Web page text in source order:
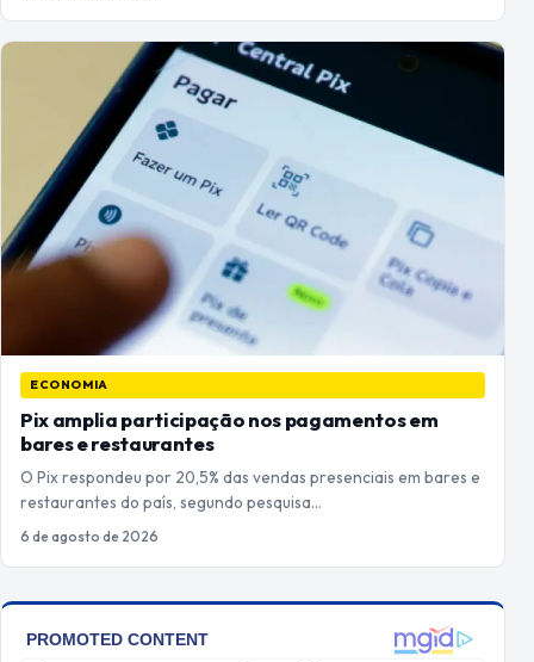
ECONOMIA
Pix amplia participação nos pagamentos em
bares e restaurantes
O Pix respondeu por 20,5% das vendas presenciais em bares e
restaurantes do país, segundo pesquisa…
6 de agosto de 2026